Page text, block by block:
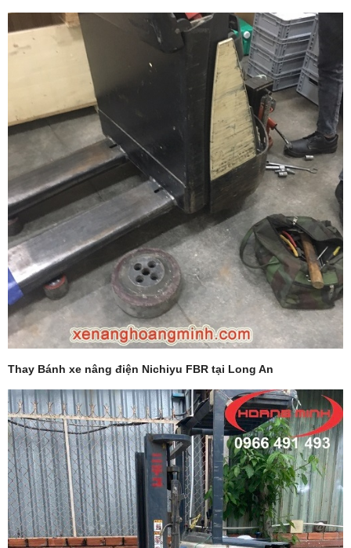
Thay Bánh xe nâng điện Nichiyu FBR tại Long An